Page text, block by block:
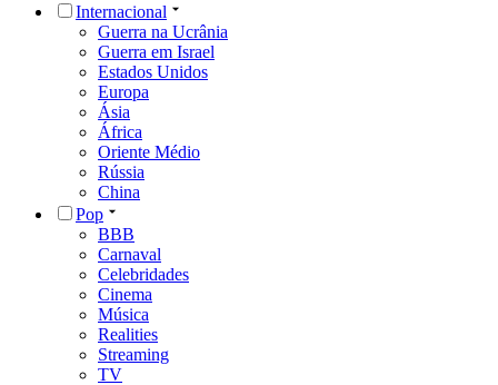
Internacional
Guerra na Ucrânia
Guerra em Israel
Estados Unidos
Europa
Ásia
África
Oriente Médio
Rússia
China
Pop
BBB
Carnaval
Celebridades
Cinema
Música
Realities
Streaming
TV